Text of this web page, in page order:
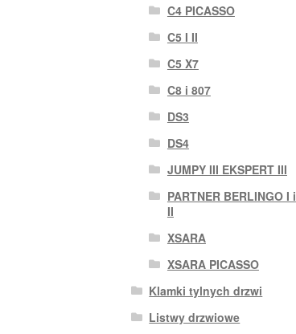
C4 PICASSO
C5 I II
C5 X7
C8 i 807
DS3
DS4
JUMPY III EKSPERT III
PARTNER BERLINGO I i
II
XSARA
XSARA PICASSO
Klamki tylnych drzwi
Listwy drzwiowe